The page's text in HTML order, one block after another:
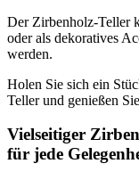
Der Zirbenholz-Teller
oder als dekoratives
werden.
Holen Sie sich ein
Teller und genießen
Vielseitiger
für jede